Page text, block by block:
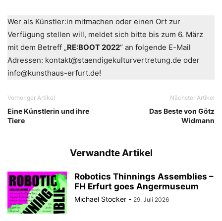
Wer als Künstler:in mitmachen oder einen Ort zur
Verfügung stellen will, meldet sich bitte bis zum 6. März
mit dem Betreff „RE:BOOT 2022“ an folgende E-Mail
Adressen: kontakt@staendigekulturvertretung.de oder
info@kunsthaus-erfurt.de!
Vorheriger Artikel
Eine Künstlerin und ihre
Tiere
Nächster Artikel
Das Beste von Götz
Widmann
Verwandte Artikel
Robotics Thinnings Assemblies –
FH Erfurt goes Angermuseum
Michael Stocker - 29. Juli 2026